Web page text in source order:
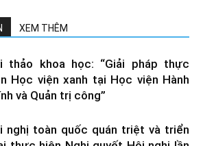
XEM THÊM
thảo khoa học: “Giải pháp thực
Học viện xanh tại Học viện Hành
và Quản trị công”
nghị toàn quốc quán triệt và triển